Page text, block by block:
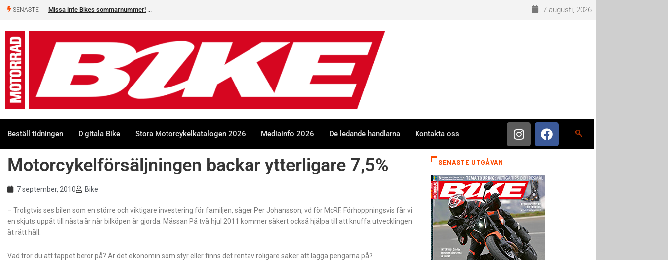
SENASTE Missa inte Bikes sommarnummer! 7 augusti, 2026
Beställ tidningen Digitala Bike Stora Motorcykelkatalogen 2026 Mediainfo 2026 De ledande handlarna Kontakta oss
Motorcykelförsäljningen backar ytterligare 7,5%
7 september, 2010 Bike
– Troligtvis ses bilen som en större och viktigare investering för familjen, säger Per Johansson, vd för McRF. Förhoppningsvis får vi
en skjuts uppåt till nästa år när bilköpen är gjorda. Mässan På två hjul 2011 kommer säkert också hjälpa till att knuffa utvecklingen
åt rätt håll.
Vad tror du att tappet beror på? Är det ekonomin som styr eller finns det rentav roligare saker att lägga pengarna på?
SENASTE UTGÅVAN